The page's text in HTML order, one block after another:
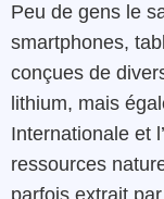
Peu de gens le
smartphones,
conçues de
lithium, mais
Internationale et
ressources